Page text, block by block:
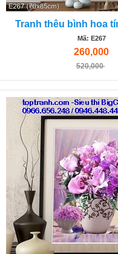
Tranh thêu bình hoa
Mã: E267
260,000
520,000